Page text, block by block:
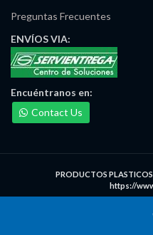
Preguntas Frecuentes
ENVÍOSVIA:
Encuéntranos en:
Contact Us
PRODUCTOS PLASTICOS
https://